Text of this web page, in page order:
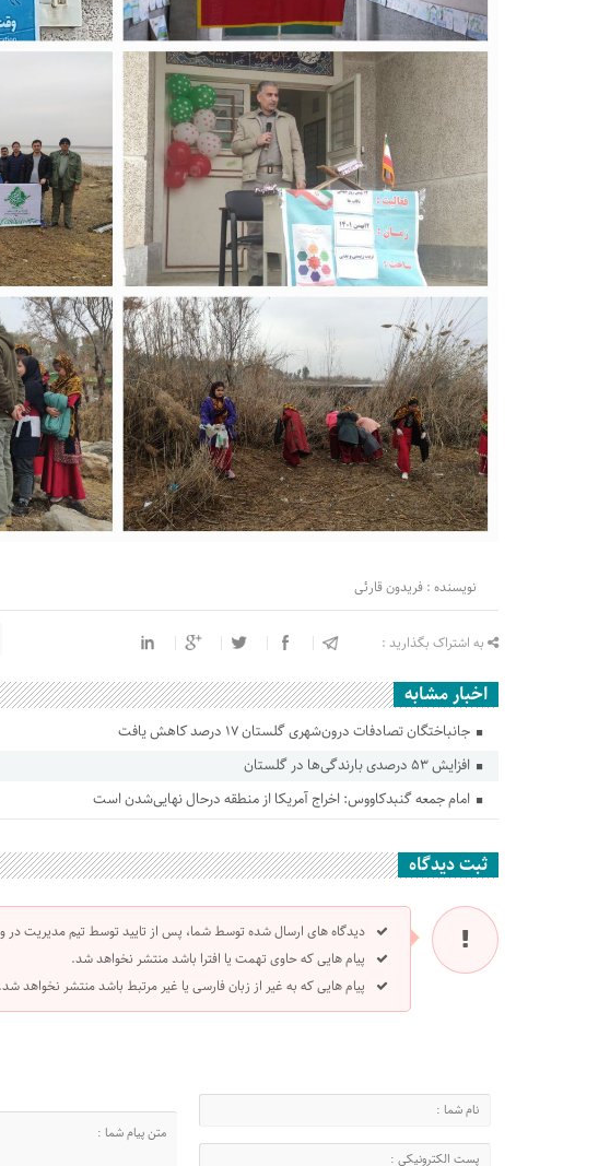
نویسنده : فریدون قارئی
به اشتراک بگذارید :
اخبار مشابه
جانباختگان تصادفات درون‌شهری گلستان ۱۷ درصد کاهش یافت
افزایش ۵۳ درصدی بارندگی‌ها در گلستان
امام جمعه گنبدکاووس: اخراج آمریکا از منطقه درحال نهایی‌شدن است
ثبت دیدگاه
دیدگاه های ارسال شده توسط شما، پس از تایید توسط تیم مدیریت
پیام هایی که حاوی تهمت یا افترا باشد منتشر نخواهد شد.
پیام هایی که به غیر از زبان فارسی یا غیر مرتبط باشد منتشر نخواهد شد.